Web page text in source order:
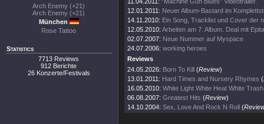
Arch Enemy (+21)
Arch Enemy (+21)
München
Rose Tattoo
Statistics
7713 Reviews
912 Berichte
26 Konzerte/Festivals
12.01.2011: Neuer Album-Bastard im
14.11.2010: Ein Song, Tracklist und Cover der
12.05.2010: Arbeiten am 7. Album. Deal mit
02.07.2007: Neue Nummer auf Myspace
24.07.2006: working heroes
Reviews
24.05.2026: Born To Kill (Review)
13.01.2011: Hard Times and Nursery Rhymes (
16.05.2010: White Light White Heat White Trash
06.08.2007: Greatest Hits (Review)
14.10.2004: Sex, Love And Rock N Roll (